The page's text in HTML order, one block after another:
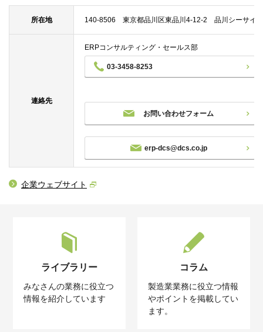
所在地 140-8506 東京都品川区東品川4-12-2 品川シーサイ
連絡先
ERPコンサルティング・セールス部
03-3458-8253
お問い合わせフォーム
erp-dcs@dcs.co.jp
企業ウェブサイト
ライブラリー
みなさんの業務に役立つ
情報を紹介しています
コラム
製造業業務に役立つ情報
やポイントを掲載してい
ます。